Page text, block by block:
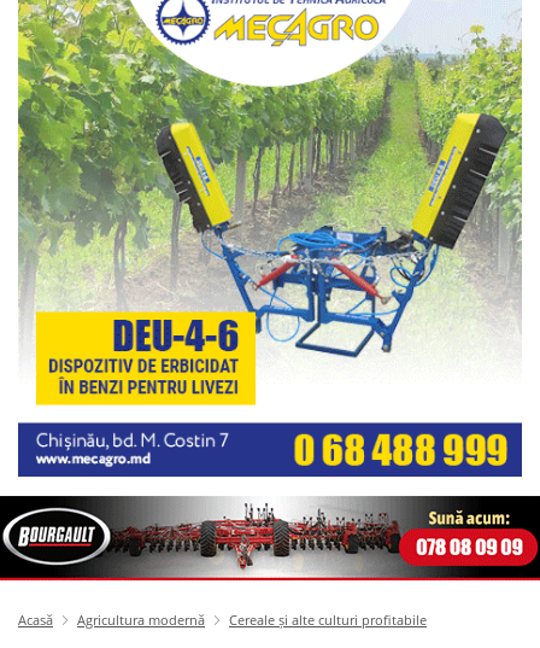
Acasă Agricultura modernă Cereale și alte culturi profitabile